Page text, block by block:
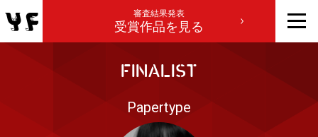
審査結果発表
受賞作品を見る
FINALIST
Papertype